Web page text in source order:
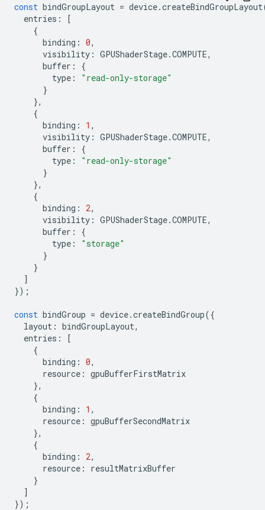
const bindGroupLayout = device.createBindGroupLayout
entries :
[
{
binding : 0,
visibility : GPUShaderStage.COMPUTE,
buffer :
{
type :
"read-only-storage"
}
},
{
binding : 1 ,
visibility : GPUShaderStage.COMPUTE,
buffer :
{
type :
"read-only-storage"
}
},
{
binding : 2,
visibility : GPUShaderStage.COMPUTE,
buffer :
{
type :
"storage"
}
}
]
});
const bindGroup = device.createBindGroup({
layout : bindGroupLayout,
entries :
[
{
binding : 0,
resource : gpuBufferFirstMatrix
},
{
binding : 1 ,
resource : gpuBufferSecondMatrix
},
{
binding : 2,
resource :
resultMatrixBuffer
}
]
});